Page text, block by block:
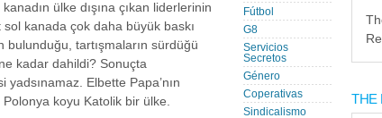
ülke dışına çıkan liderlerinin
kanada çok daha büyük baskı
tartışmaların sürdüğü
kadar dahildi? Sonuçta
yadsınamaz. Elbette Papa’nın
koyu Katolik bir ülke.
Fútbol
G8
Servicios
Secretos
Género
Coperativas
Sindicalismo
THE